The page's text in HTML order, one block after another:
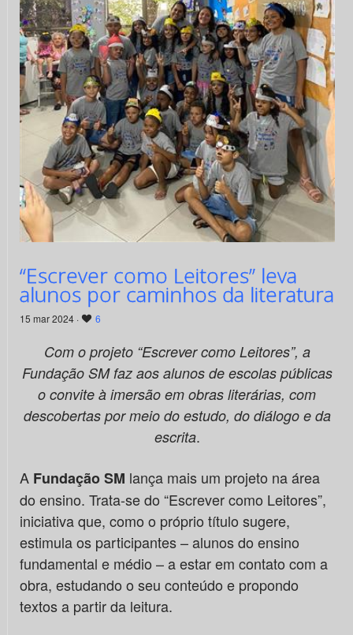
“Escrever como Leitores” leva
alunos por caminhos da literatura
15 mar 2024 · 6
Com o projeto “Escrever como Leitores”, a
Fundação SM faz aos alunos de escolas públicas
o convite à imersão em obras literárias, com
descobertas por meio do estudo, do diálogo e da
escrita.
A Fundação SM lança mais um projeto na área
do ensino. Trata-se do “Escrever como Leitores”,
iniciativa que, como o próprio título sugere,
estimula os participantes – alunos do ensino
fundamental e médio – a estar em contato com a
obra, estudando o seu conteúdo e propondo
textos a partir da leitura.